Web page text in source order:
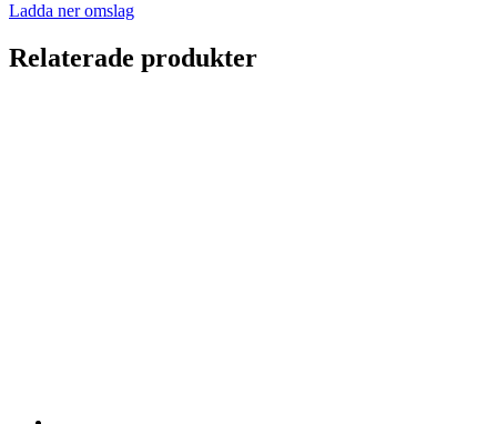
Ladda ner omslag
Relaterade produkter